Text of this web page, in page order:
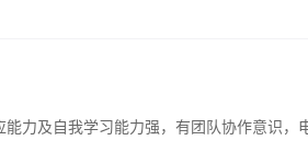
力及自我学习能力强，有团队协作意识，